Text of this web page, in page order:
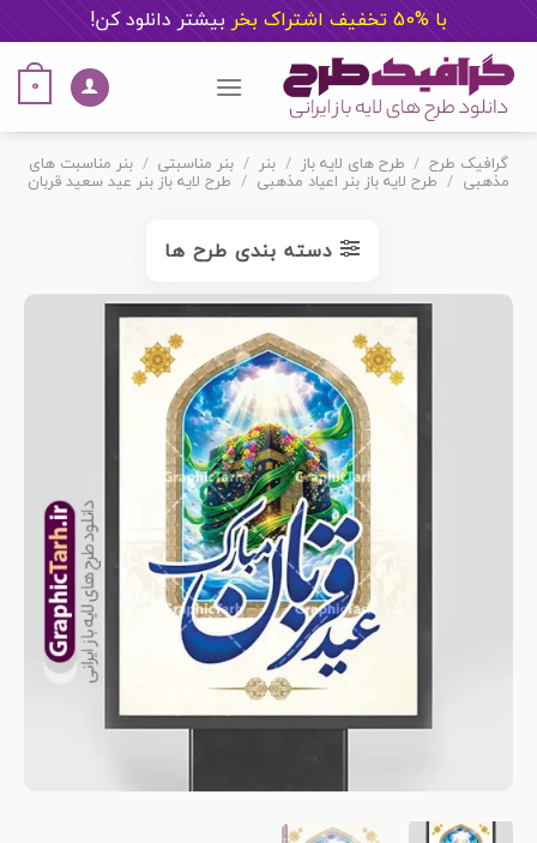
با %50 تخفیف اشتراک بخر بیشتر دانلود کن!
content
0
گرافیک طرح / طرح های لایه باز / بنر / بنر مناسبتی / بنر مناسبت های
مذهبی / طرح لایه باز بنر اعیاد مذهبی / طرح لایه باز بنر عید سعید قربان
دسته بندی طرح ها